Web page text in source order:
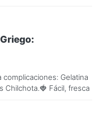
Gelatina
Chilchota.🍓 Fácil, fresca